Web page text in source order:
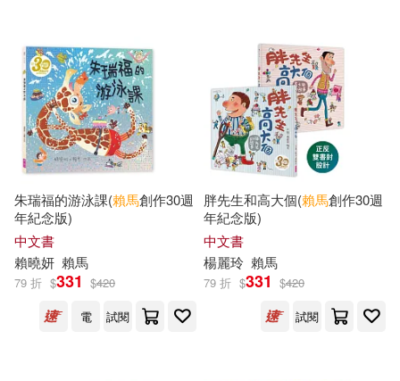
吳敏蘭(1)
岑澎維(1) 廖之瑋(1)
彤琤著(1)
李潼(1)
小天下(2)
新北市政府教育局(2)
中國傳媒大學出版社(1)
哈爾濱工業大學出版社(1)
小兵(1) 廣西美術出版社(1)
可海外宅配(119)
可港澳店取(76)
可新加坡店取(81)
可菲律賓店取(81)
朱瑞福的游泳課(賴馬創作30週
年紀念版)
中文書
賴曉妍 賴馬
79 折 $331 $420
電
試閱
胖先生和高大個(賴馬創作30週
年紀念版)
中文書
楊麗玲 賴馬
79 折 $331 $420
試閱